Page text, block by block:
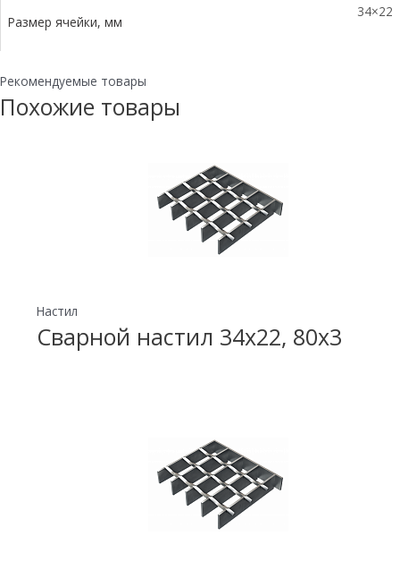
Размер ячейки, мм
34×22
Рекомендуемые товары
Похожие товары
Настил
Сварной настил 34х22, 80х3